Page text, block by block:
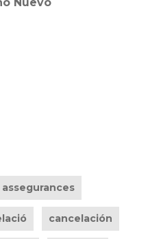
assegurances
cancelación